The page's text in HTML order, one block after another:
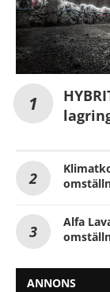
Alfa
ANNONS